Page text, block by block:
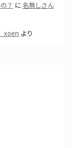
？ に名無しさん
より